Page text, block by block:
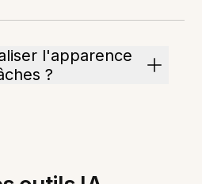
l'apparence
?